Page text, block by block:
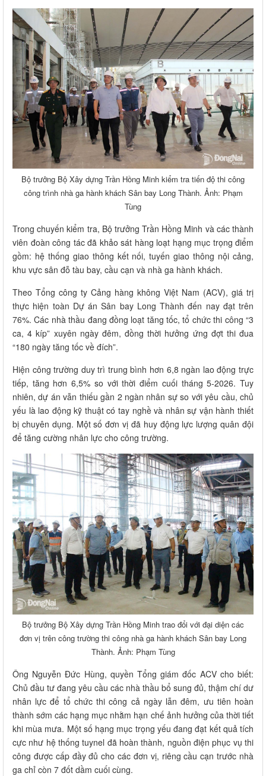
Bộ trưởng Bộ Xây dựng Trần Hồng Minh kiểm tra tiến độ thi công
công trình nhà ga hành khách Sân bay Long Thành. Ảnh: Phạm
Tùng
Trong chuyến kiểm tra, Bộ trưởng Trần Hồng Minh và các thành
viên đoàn công tác đã khảo sát hàng loạt hạng mục trọng điểm
gồm: hệ thống giao thông kết nối, tuyến giao thông nội cảng,
khu vực sân đỗ tàu bay, cầu cạn và nhà ga hành khách.
Theo Tổng công ty Cảng hàng không Việt Nam (ACV), giá trị
thực hiện toàn Dự án Sân bay Long Thành đến nay đạt trên
76%. Các nhà thầu đang đồng loạt tăng tốc, tổ chức thi công “3
ca, 4 kíp” xuyên ngày đêm, đồng thời hưởng ứng đợt thi đua
“180 ngày tăng tốc về đích”.
Hiện công trường duy trì trung bình hơn 6,8 ngàn lao động trực
tiếp, tăng hơn 6,5% so với thời điểm cuối tháng 5-2026. Tuy
nhiên, dự án vẫn thiếu gần 2 ngàn nhân sự so với yêu cầu, chủ
yếu là lao động kỹ thuật có tay nghề và nhân sự vận hành thiết
bị chuyên dụng. Một số đơn vị đã huy động lực lượng quân đội
để tăng cường nhân lực cho công trường.
Bộ trưởng Bộ Xây dựng Trần Hồng Minh trao đổi với đại diện các
đơn vị trên công trường thi công nhà ga hành khách Sân bay Long
Thành. Ảnh: Phạm Tùng
Ông Nguyễn Đức Hùng, quyền Tổng giám đốc ACV cho biết:
Chủ đầu tư đang yêu cầu các nhà thầu bổ sung đủ, thậm chí dư
nhân lực để tổ chức thi công cả ngày lẫn đêm, ưu tiên hoàn
thành sớm các hạng mục nhằm hạn chế ảnh hưởng của thời tiết
khi mùa mưa. Một số hạng mục trọng yếu đang đạt kết quả tích
cực như hệ thống tuynel đã hoàn thành, nguồn điện phục vụ thi
công được cấp đầy đủ cho các đơn vị, riêng cầu cạn trước nhà
ga chỉ còn 7 đốt dầm cuối cùng.